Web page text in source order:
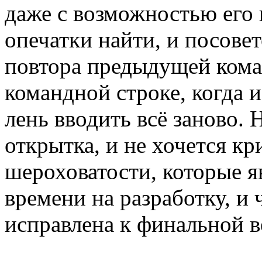
даже с возможностью
опечатки найти, и
повтора предыдущей
командной строке, когда
лень вводить всё заново.
открытка, и не хочется
шероховатости, которые
времени на разработку, и
исправлена к финальной